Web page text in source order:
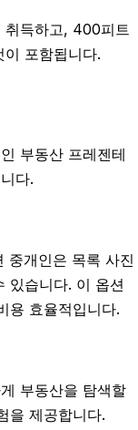
취득하고, 400피트
포함됩니다.
부동산 프레젠테
다.
중개인은 목록 사진
있습니다. 이 옵션
용 효율적입니다.
부동산을 탐색할
을 제공합니다.